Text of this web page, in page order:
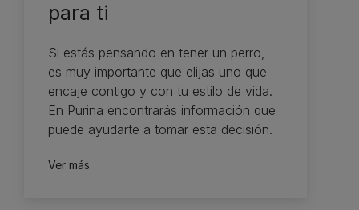
para ti
Si estás pensando en tener un perro,
es muy importante que elijas uno que
encaje contigo y con tu estilo de vida.
En Purina encontrarás información que
puede ayudarte a tomar esta decisión.
Ver más